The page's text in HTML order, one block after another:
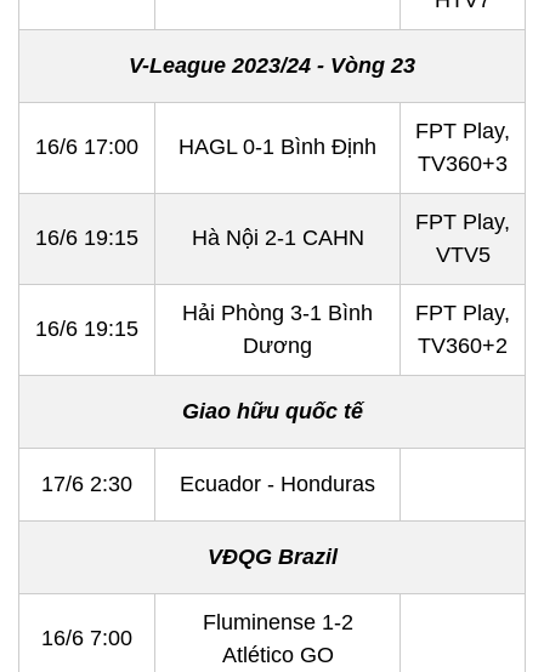
V-League 2023/24 - Vòng 23
16/6 17:00 HAGL 0-1 Bình Định
FPT Play,
TV360+3
16/6 19:15 Hà Nội 2-1 CAHN
FPT Play,
VTV5
16/6 19:15
Hải Phòng 3-1 Bình
Dương
FPT Play,
TV360+2
Giao hữu quốc tế
17/6 2:30 Ecuador - Honduras
VĐQG Brazil
16/6 7:00
Fluminense 1-2
Atlético GO